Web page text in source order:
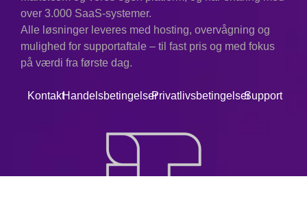
over 3.000 SaaS-systemer.
Alle løsninger leveres med hosting, overvågning og
mulighed for supportaftale – til fast pris og med fokus
på værdi fra første dag.
KontaktHandelsbetingelserPrivatlivsbetingelserSupport